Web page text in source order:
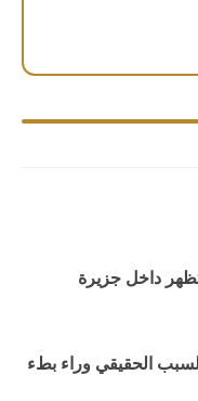
داخل جزيرة
السبب الحقيقي وراء بطء